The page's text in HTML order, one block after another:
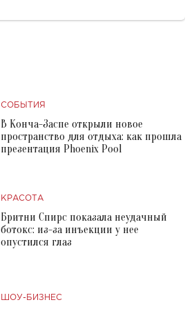
СОБЫТИЯ
В Конча-Заспе открыли новое
пространство для отдыха: как прошла
презентация Phoenix Pool
КРАСОТА
Бритни Спирс показала неудачный
ботокс: из-за инъекции у нее
опустился глаз
ШОУ-БИЗНЕС